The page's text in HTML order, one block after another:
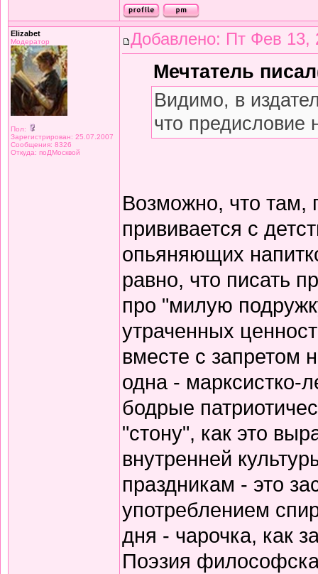
Elizabet
Модератор
Пол:
Зарегистрирован: 25.07.2007
Сообщения: 8326
Откуда: поДМосквой
Добавлено: Пт Фев 13,
Мечтатель
Видимо, в
что предисловие
Возможно, что там,
прививается с
опьяняющих
равно, что писать
про "милую
утраченных
вместе с запретом
одна - марксистко-
бодрые
"стону", как это
внутренней
праздникам - это
употреблением
дня - чарочка, как
Поэзия